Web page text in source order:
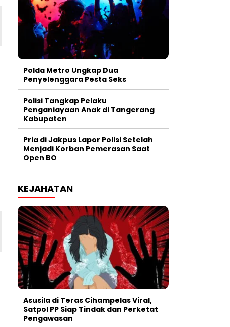
Polda Metro Ungkap Dua
Penyelenggara Pesta Seks
Polisi Tangkap Pelaku
Penganiayaan Anak di Tangerang
Kabupaten
Pria di Jakpus Lapor Polisi Setelah
Menjadi Korban Pemerasan Saat
Open BO
KEJAHATAN
Asusila di Teras Cihampelas Viral,
Satpol PP Siap Tindak dan Perketat
Pengawasan